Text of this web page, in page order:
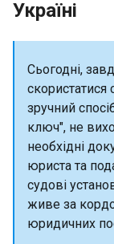
Україні
Сьогодні,
зручний
ключ", не
необхідні
юриста та
судові
живе за
юридичних